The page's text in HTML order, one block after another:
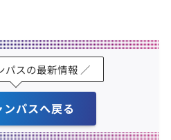
パスの最新情報 ／
パスへ戻る